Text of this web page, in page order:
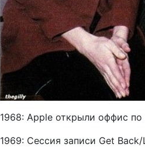
1968: Apple открыли оффис
1969: Сессия записи Get